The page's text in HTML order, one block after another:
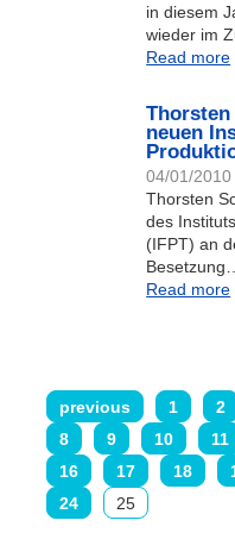
in diesem
wieder im
Read more
neuen
04/01/2010
Thorsten
des
(IFPT) an
Read more
previous 1 2
8
9 10 11
16
17 18
24
25